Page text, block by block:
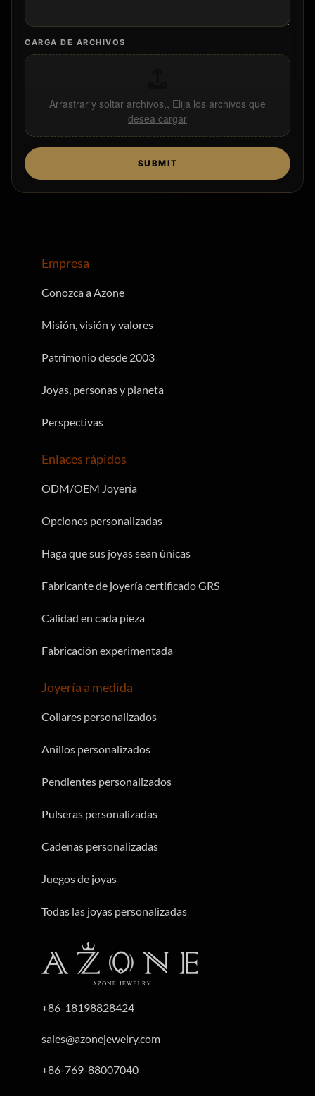
CARGA DE ARCHIVOS
Arrastrar y soltar archivos,, Elija los archivos que
desea cargar
SUBMIT
+86-18198828424
sales@azonejewelry.com
+86-769-88007040
Joyería a medida
Collares personalizados
Anillos personalizados
Pendientes personalizados
Pulseras personalizadas
Cadenas personalizadas
Juegos de joyas
Todas las joyas personalizadas
Enlaces rápidos
ODM/OEM Joyería
Opciones personalizadas
Haga que sus joyas sean únicas
Fabricante de joyería certificado GRS
Calidad en cada pieza
Fabricación experimentada
Empresa
Conozca a Azone
Misión, visión y valores
Patrimonio desde 2003
Joyas, personas y planeta
Perspectivas